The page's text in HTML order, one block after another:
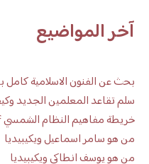
آخر المواضيع
بحث عن الفنون الاسلامية كامل
سلم تقاعد المعلمين الجديد
خريطة مفاهيم النظام الشمسي pdf
من هو سامر اسماعيل ويكيبيديا
من هو يوسف انطاكي ويكيبيديا